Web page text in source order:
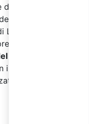
prevenzione e
valutazione
In
dal
17/04/2025
di lavoro